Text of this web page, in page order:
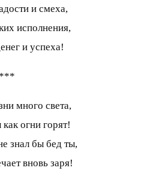
и смеха,
исполнения,
и успеха!
***
много света,
огни горят!
знал бы бед ты,
вновь заря!